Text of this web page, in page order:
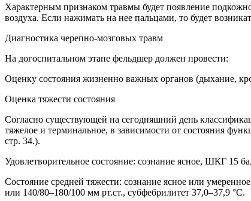
Характерным признаком травмы будет появление
воздуха. Если нажимать на нее пальцами, то будет
Диагностика черепно-мозговых травм
На догоспитальном этапе фельдшер должен провести:
Оценку состояния жизненно важных органов (дыхание,
Оценка тяжести состояния
Согласно существующей на сегодняшний день
тяжелое и терминальное, в зависимости от состояния
стр. 34.).
Удовлетворительное состояние: сознание ясное, ШКГ 15
Состояние средней тяжести: сознание ясное или
или 140/80–180/100 мм рт.ст., субфебрилитет 37,0–37,9 °C.